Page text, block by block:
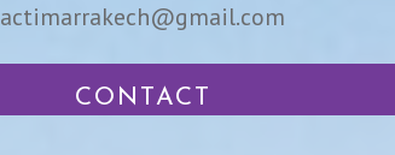
actimarrakech@gmail.com
CONTACT